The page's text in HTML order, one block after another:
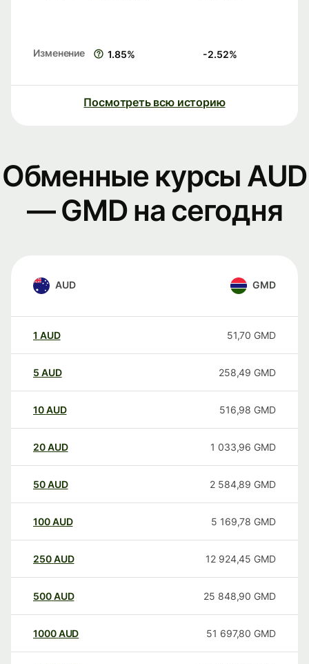
Изменение 1.85% -2.52%
Посмотреть всю историю
Обменные курсы AUD
— GMD на сегодня
AUD GMD
1 AUD 51,70 GMD
5 AUD 258,49 GMD
10AUD 516,98 GMD
20AUD 1 033,96 GMD
50AUD 2 584,89 GMD
100AUD 5 169,78 GMD
250AUD 12 924,45 GMD
500AUD 25 848,90 GMD
1000AUD 51 697,80 GMD